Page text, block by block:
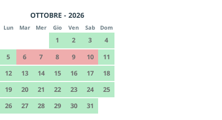
OTTOBRE - 2026
Lun Mar Mer Gio Ven Sab Dom
1 2 3
4
5
6 7 8 9 10
11
12
13 14 15 16 17
18
19
20 21 22 23 24
25
26
27 28 29 30 31